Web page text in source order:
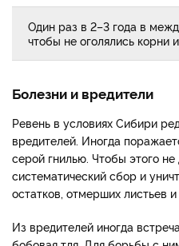
Один раз в 2–3 года в
чтобы не оголялись корни
Болезни и вредители
Ревень в условиях Сибири
вредителей. Иногда
серой гнилью. Чтобы этого
систематический сбор и
остатков, отмерших листьев
Из вредителей иногда